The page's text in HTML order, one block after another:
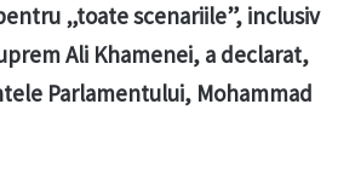
„toate scenariile”, inclusiv
Ali Khamenei, a declarat,
Parlamentului, Mohammad